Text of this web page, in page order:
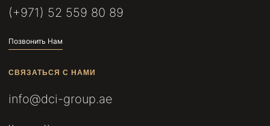
(+971) 52 559 80 89
Позвонить Нам
СВЯЗАТЬСЯ С НАМИ
info@dci-group.ae